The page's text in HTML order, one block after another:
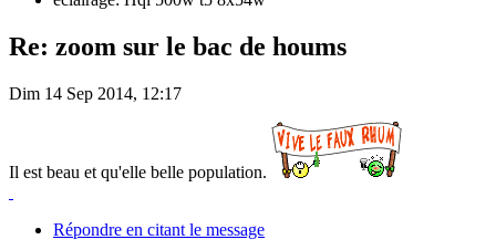
Re: zoom sur le bac de houms
Dim 14 Sep 2014, 12:17
Il est beau et qu'elle belle population.
Répondre en citant le message